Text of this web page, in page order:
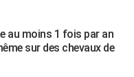
au moins 1 fois par an
sur des chevaux de